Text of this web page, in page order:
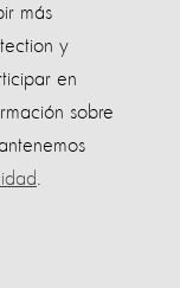
más
y
en
sobre